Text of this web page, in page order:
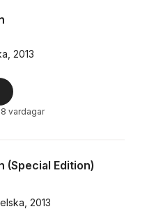
2013
vardagar
(Special Edition)
2013